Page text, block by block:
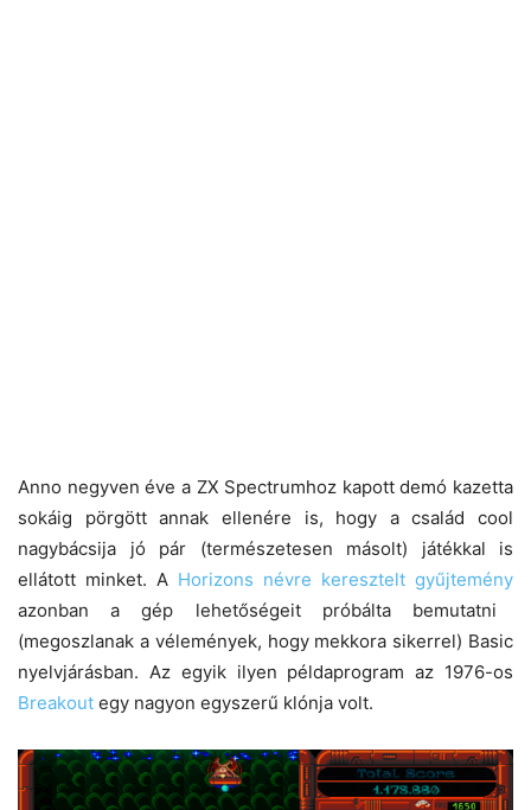
Anno negyven éve a ZX Spectrumhoz kapott demó kazetta
sokáig pörgött annak ellenére is, hogy a család cool
nagybácsija jó pár (természetesen másolt) játékkal is
ellátott minket. A Horizons névre keresztelt gyűjtemény
azonban a gép lehetőségeit próbálta bemutatni
(megoszlanak a vélemények, hogy mekkora sikerrel) Basic
nyelvjárásban. Az egyik ilyen példaprogram az 1976-os
Breakout egy nagyon egyszerű klónja volt.